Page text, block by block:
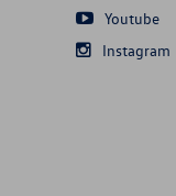
Youtube
Instagram